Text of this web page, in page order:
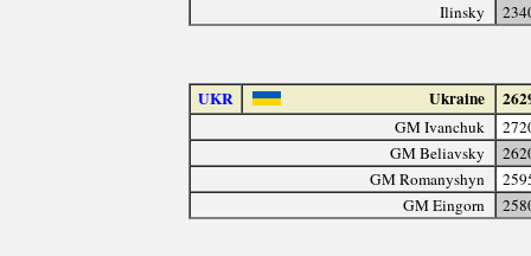
Ilinsky
UKR Ukraine
GM Ivanchuk
GM Beliavsky
GM Romanyshyn
GM Eingorn